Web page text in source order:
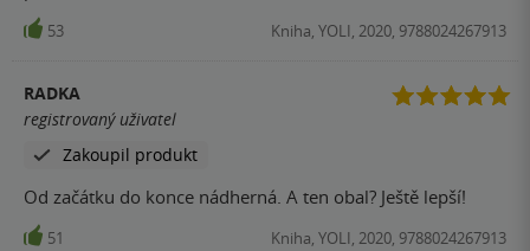
53 Kniha, YOLI, 2020, 9788024267913
RADKA
registrovaný uživatel
Zakoupil produkt
Od začátku do konce nádherná. A ten obal? Ještě lepší!
51 Kniha, YOLI, 2020, 9788024267913